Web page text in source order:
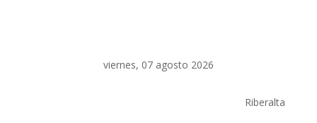
viernes, 07 agosto 2026
Riberalta